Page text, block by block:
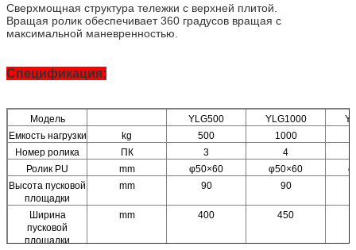
Сверхмощная структура тележки с верхней плитой.
Вращая ролик обеспечивает 360 градусов вращая с
максимальной маневренностью.
Спецификация:
Модель YLG500 YLG1000
Емкость нагрузки
kg 500 1000
Номер ролика
ПК 3
4
Ролик PU
mm φ50×60 φ50×60
Высота пусковой
площадки
mm 90 90
Ширина
пусковой
площадки
mm 400 450